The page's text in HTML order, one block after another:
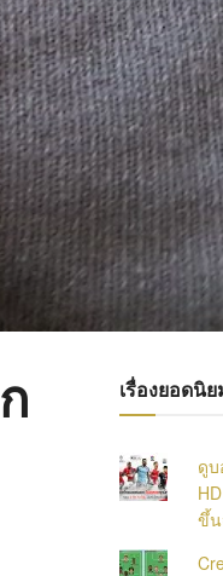
เรื่องยอดนิย
ดู
ขึ้